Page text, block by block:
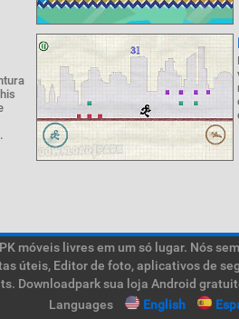
móveis livres em um só lugar. Nós
úteis, Editor de foto, aplicativos de
Downloadpark sua loja Android
Languages
English